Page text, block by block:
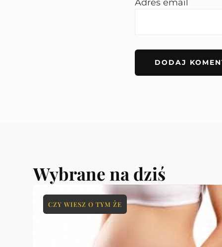
Adres email
Wybrane na dziś
CZY WIESZ O TYM ŻE